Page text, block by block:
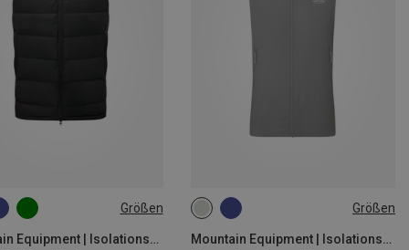
Größen
Mountain Equipment | Isolationswesten
M L Größen
Mountain Equipment | Isolationswesten
S M